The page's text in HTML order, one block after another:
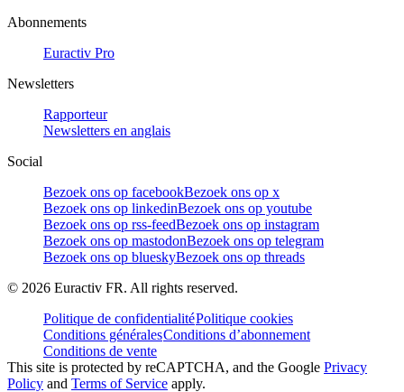
Abonnements
Euractiv Pro
Newsletters
Rapporteur
Newsletters en anglais
Social
Bezoek ons op facebookBezoek ons op x
Bezoek ons op linkedinBezoek ons op youtube
Bezoek ons op rss-feedBezoek ons op instagram
Bezoek ons op mastodonBezoek ons op telegram
Bezoek ons op blueskyBezoek ons op threads
© 2026 Euractiv FR. All rights reserved.
Politique de confidentialitéPolitique cookies
Conditions généralesConditions d’abonnement
Conditions de vente
This site is protected by reCAPTCHA, and the Google Privacy
Policy and Terms of Service apply.